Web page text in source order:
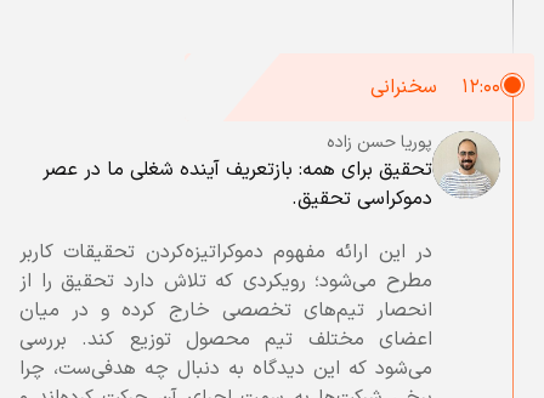
۱۲:۰۰ سخنرانی
پوریا حسن زاده
تحقیق برای همه: بازتعریف آینده شغلی ما در عصر
دموکراسی تحقیق.
در این ارائه مفهوم دموکراتیزه‌کردن تحقیقات کاربر
مطرح می‌شود؛ رویکردی که تلاش دارد تحقیق را از
انحصار تیم‌های تخصصی خارج کرده و در میان
اعضای مختلف تیم محصول توزیع کند. بررسی
می‌شود که این دیدگاه به دنبال چه هدفی‌ست، چرا